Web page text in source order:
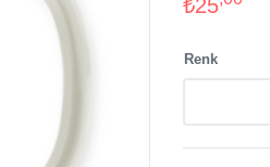
₺25
Renk